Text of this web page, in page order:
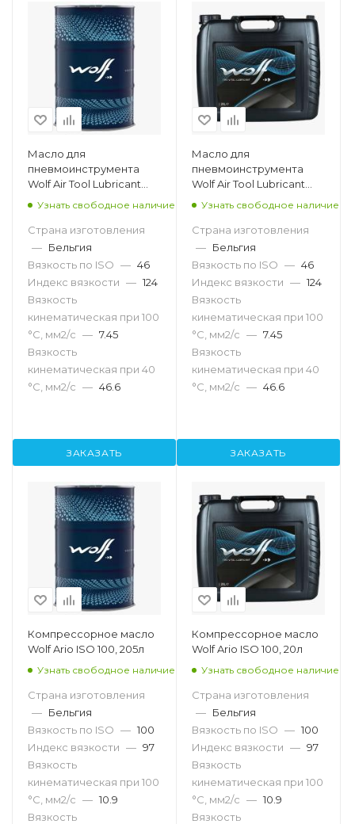
Масло для
пневмоинструмента
Wolf Air Tool Lubricant
Узнать свободное наличие
Страна изготовления
— Бельгия
Вязкость по ISO — 46
Индекс вязкости — 124
Вязкость
кинематическая при 100
°С, мм2/с — 7.45
Вязкость
кинематическая при 40
°С, мм2/с — 46.6
ЗАКАЗАТЬ
Масло для
пневмоинструмента
Wolf Air Tool Lubricant
Узнать свободное наличие
Страна изготовления
— Бельгия
Вязкость по ISO — 46
Индекс вязкости — 124
Вязкость
кинематическая при 100
°С, мм2/с — 7.45
Вязкость
кинематическая при 40
°С, мм2/с — 46.6
ЗАКАЗАТЬ
Компрессорное масло
Wolf Ario ISO 100, 205л
Узнать свободное наличие
Страна изготовления
— Бельгия
Вязкость по ISO — 100
Индекс вязкости — 97
Вязкость
кинематическая при 100
°С, мм2/с — 10.9
Вязкость
Компрессорное масло
Wolf Ario ISO 100, 20л
Узнать свободное наличие
Страна изготовления
— Бельгия
Вязкость по ISO — 100
Индекс вязкости — 97
Вязкость
кинематическая при 100
°С, мм2/с — 10.9
Вязкость